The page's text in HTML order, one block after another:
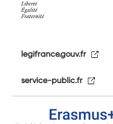
legifrance.gouv.fr
service-public.fr